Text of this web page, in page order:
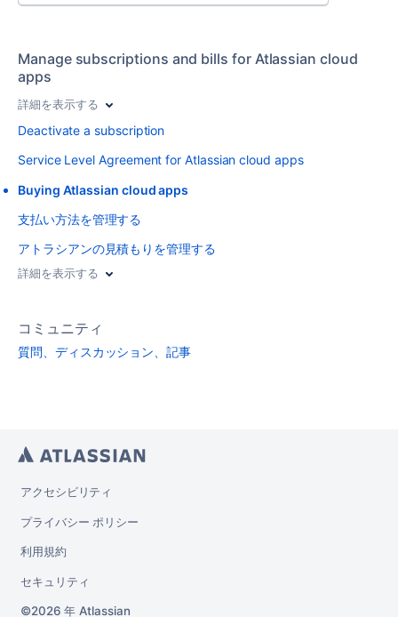
Manage subscriptions and bills for Atlassian cloud
apps
詳細を表示する
Deactivate a subscription
Service Level Agreement for Atlassian cloud apps
Buying Atlassian cloud apps
支払い方法を管理する
アトラシアンの見積もりを管理する
詳細を表示する
コミュニティ
質問、ディスカッション、記事
アクセシビリティ
プライバシー ポリシー
利用規約
セキュリティ
2026 年 Atlassian